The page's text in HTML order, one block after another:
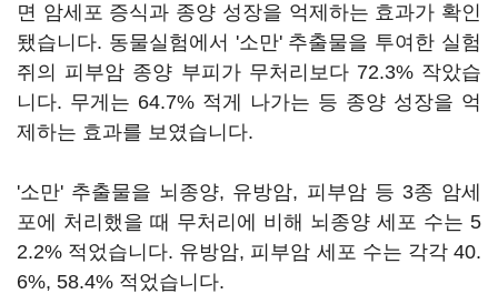
면 암세포 증식과 종양 성장을 억제하는 효과가 확인
됐습니다. 동물실험에서 '소만' 추출물을 투여한 실험
쥐의 피부암 종양 부피가 무처리보다 72.3% 작았습
니다. 무게는 64.7% 적게 나가는 등 종양 성장을 억
제하는 효과를 보였습니다.
'소만' 추출물을 뇌종양, 유방암, 피부암 등 3종 암세
포에 처리했을 때 무처리에 비해 뇌종양 세포 수는 5
2.2% 적었습니다. 유방암, 피부암 세포 수는 각각 40.
6%, 58.4% 적었습니다.